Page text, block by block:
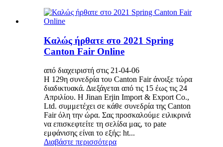
Καλώς ήρθατε στο 2021 Spring
Canton Fair Online
από διαχειριστή στις 21-04-06
Η 129η συνεδρία του Canton Fair άνοιξε τώρα
διαδικτυακά. Διεξάγεται από τις 15 έως τις 24
Απριλίου. Η Jinan Erjin Import & Export Co.,
Ltd. συμμετέχει σε κάθε συνεδρία της Canton
Fair όλη την ώρα. Σας προσκαλούμε ειλικρινά
να επισκεφτείτε τη σελίδα μας, το pate
εμφάνισης είναι το εξής: ht...
Διαβάστε περισσότερα